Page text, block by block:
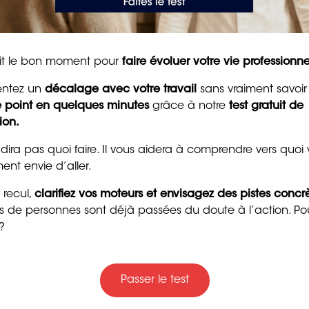
est qu’il aide à clarifier vos objectifs professionnels.
réellement ? En répondant à ces questions, vous
qui correspondent à vos aspirations et à vos
professionnel qui vous mènera vers une
certifié du groupe ORIENTACTION et outillé
milliers de bénéficiaires, vous bénéficierez d’une
reconversion cohérent et réalisable.
approche de la reconversion en une aventure
d’encouragement
pour raviver la
et la confiance
Trente messages
gentils pour souhaiter
le bon moment pour faire évoluer votre vie
un décalage avec votre travail sans vraiment
point en quelques minutesgrâce à notre test gratuit de
dira pas quoi faire. Il vous aidera à comprendre vers quoi
envie d’aller.
recul, clarifiez vos moteurs et envisagez des pistes
de personnes sont déjà passées du doute à l’action.
Passer le test